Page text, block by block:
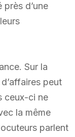
près d’une
Sur la
peut
ceux-ci ne
la même
parlent